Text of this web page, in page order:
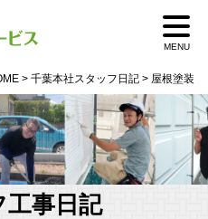
MENU
> 千葉本社スタッフ日記 > 屋根塗装
工事日記